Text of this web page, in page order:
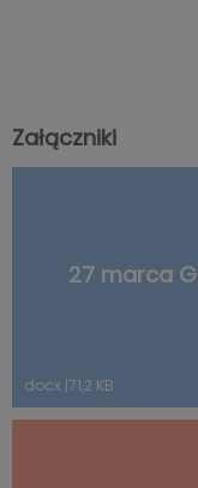
Załączniki
27 marca
docx |71,2 KB